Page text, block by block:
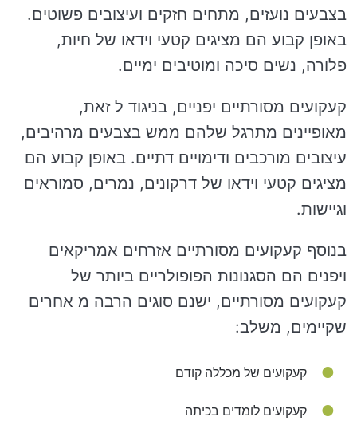
בצבעים נועזים, מתחים חזקים ועיצובים פשוטים.
באופן קבוע הם מציגים קטעי וידאו של חיות,
פלורה, נשים סיכה ומוטיבים ימיים.
קעקועים מסורתיים יפניים, בניגוד ל זאת,
מאופיינים מתרגל שלהם ממש בצבעים מרהיבים,
עיצובים מורכבים ודימויים דתיים. באופן קבוע הם
מציגים קטעי וידאו של דרקונים, נמרים, סמוראים
וגיישות.
בנוסף קעקועים מסורתיים אזרחים אמריקאים
ויפנים הם הסגנונות הפופולריים ביותר של
קעקועים מסורתיים, ישנם סוגים הרבה מ אחרים
שקיימים, משלב:
קעקועים של מכללה קודם
קעקועים לומדים בכיתה